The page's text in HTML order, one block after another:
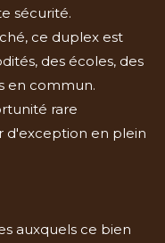
sécurité.
ce duplex est
des écoles, des
en commun.
rare
d'exception en plein
auxquels ce bien